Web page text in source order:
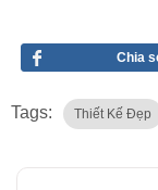
Chia
Tags: Thiết Kế Đẹp